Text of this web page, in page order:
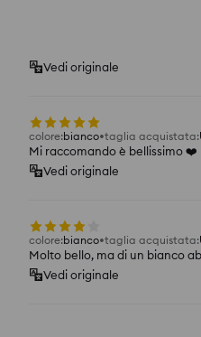
Vedi originale
colore:bianco taglia acquistata:
Mi raccomando è bellissimo ❤️
Vedi originale
colore:bianco taglia acquistata:
Molto bello, ma di un bianco
Vedi originale